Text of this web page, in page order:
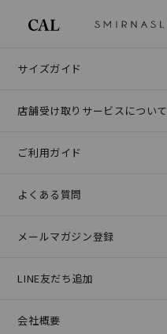
サイズガイド
店舗受け取りサービスについて
ご利用ガイド
よくある質問
メールマガジン登録
LINE友だち追加
会社概要